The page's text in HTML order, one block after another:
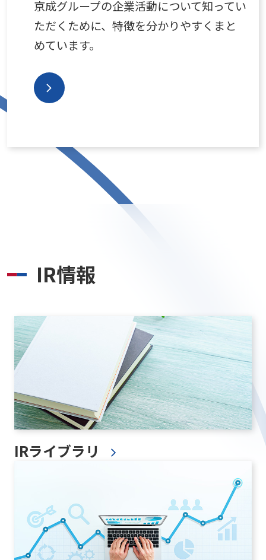
京成グループの企業活動について知ってい
ただくために、特徴を分かりやすくまと
めています。
IR情報
IRライブラリ